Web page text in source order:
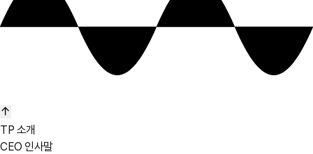
TP 소개
CEO 인사말